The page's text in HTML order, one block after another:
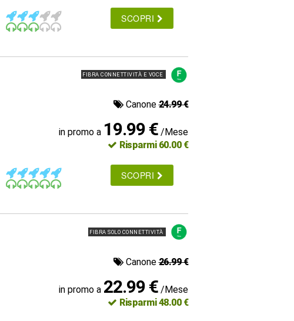
SCOPRI
FIBRA CONNETTIVITÀ E VOCE
Canone24.99 €
in promo a 19.99 € /Mese
Risparmi 60.00 €
SCOPRI
FIBRA SOLO CONNETTIVITÀ
Canone26.99 €
in promo a 22.99 € /Mese
Risparmi 48.00 €